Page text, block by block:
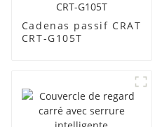
Cadenas passif CRAT
CRT-G105T